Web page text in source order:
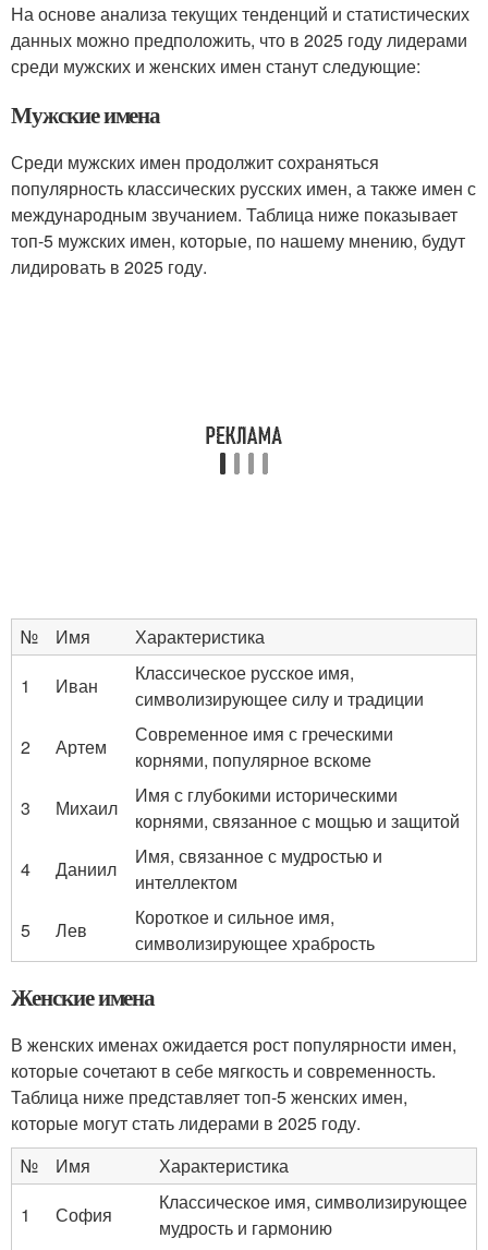
На основе анализа текущих тенденций и статистических
данных можно предположить, что в 2025 году лидерами
среди мужских и женских имен станут следующие:
Мужские имена
Среди мужских имен продолжит сохраняться
популярность классических русских имен, а также имен с
международным звучанием. Таблица ниже показывает
топ-5 мужских имен, которые, по нашему мнению, будут
лидировать в 2025 году.
№ Имя
Характеристика
1
Иван
Классическое русское имя,
символизирующее силу и традиции
2
Артем
Современное имя с греческими
корнями, популярное вскоме
3
Михаил
Имя с глубокими историческими
корнями, связанное с мощью и защитой
4
Даниил
Имя, связанное с мудростью и
интеллектом
5
Лев
Короткое и сильное имя,
символизирующее храбрость
Женские имена
В женских именах ожидается рост популярности имен,
которые сочетают в себе мягкость и современность.
Таблица ниже представляет топ-5 женских имен,
которые могут стать лидерами в 2025 году.
№
Имя
Характеристика
1
София
Классическое имя, символизирующее
мудрость и гармонию